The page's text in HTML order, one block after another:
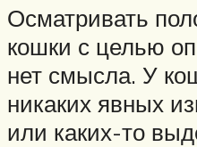
Осматривать
кошки с целью
нет смысла. У
никаких явных
или каких-то